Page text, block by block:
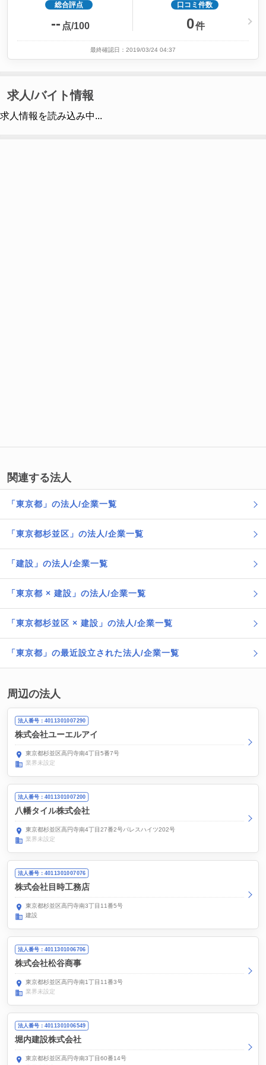
総合評点
-- 点/100
口コミ件数
0件
最終確認日：2019/03/24 04:37
求人/バイト情報
求人情報を読み込み中...
関連する法人
「東京都」の法人/企業一覧
「東京都杉並区」の法人/企業一覧
「建設」の法人/企業一覧
「東京都 × 建設」の法人/企業一覧
「東京都杉並区 × 建設」の法人/企業一覧
「東京都」の最近設立された法人/企業一覧
周辺の法人
法人番号：4011301007290
株式会社ユーエルアイ
東京都杉並区高円寺南4丁目5番7号
業界未設定
法人番号：4011301007200
八幡タイル株式会社
東京都杉並区高円寺南4丁目27番2号パレスハイツ202号
業界未設定
法人番号：4011301007076
株式会社目時工務店
東京都杉並区高円寺南3丁目11番5号
建設
法人番号：4011301006706
株式会社松谷商事
東京都杉並区高円寺南1丁目11番3号
業界未設定
法人番号：4011301006549
堀内建設株式会社
東京都杉並区高円寺南3丁目60番14号